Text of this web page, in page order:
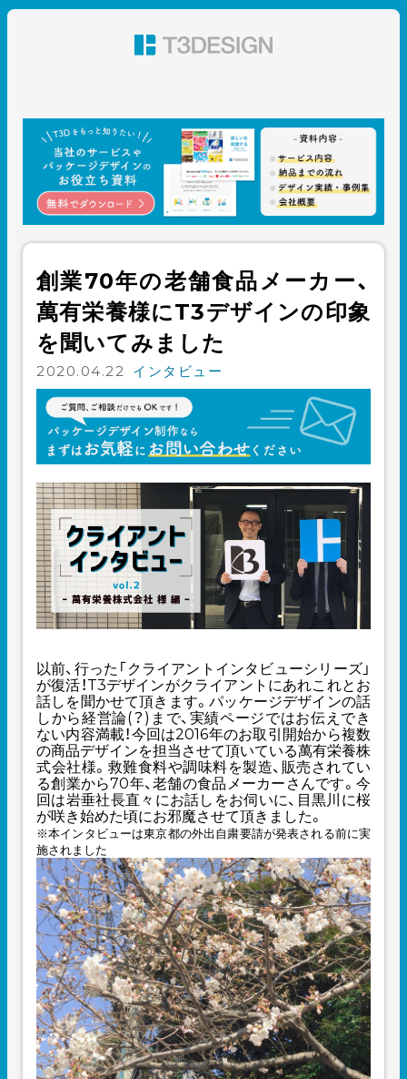
ン 株式会社T3デザイン
創業70年の老舗食品メーカー、
萬有栄養様にT3デザインの印象
を聞いてみました
2020.04.22 インタビュー
以前、行った「クライアントインタビューシリーズ」
が復活！T3デザインがクライアントにあれこれとお
話しを聞かせて頂きます。パッケージデザインの話
しから経営論(？)まで、実績ページではお伝えでき
ない内容満載！今回は2016年のお取引開始から複数
の商品デザインを担当させて頂いている萬有栄養株
式会社様。救難食料や調味料を製造、販売されてい
る創業から70年、老舗の食品メーカーさんです。今
回は岩垂社長直々にお話しをお伺いに、目黒川に桜
が咲き始めた頃にお邪魔させて頂きました。
※本インタビューは東京都の外出自粛要請が発表される前に実
施されました